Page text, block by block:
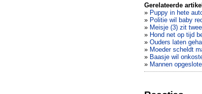
Gerelateerde
» Puppy in hete
» Politie wil baby
» Meisje (3) zit
» Hond net op tijd
» Ouders laten
» Moeder scheldt
» Baasje wil
» Mannen